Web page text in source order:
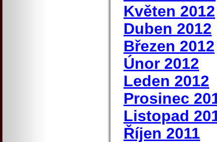
Květen 2012
Duben 2012
Březen 2012
Únor 2012
Leden 2012
Prosinec
Listopad
Říjen 2011